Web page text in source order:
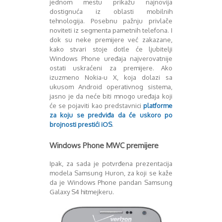
Sony
Testovi modela
Upoređivanje modela
Zanimljivosti
Mart 2013
April 2013
Maj 2013
Juli 2013
August 2013
Septembar 2013
Oktobar 2013
Novembar 2013
Decembar 2013
April 2014
Juni 2014
Juli 2014
August 2014
Oktobar 2014
Novembar 2014
jednom mestu prikažu najnovija
dostignuća iz oblasti mobilnih
tehnologija. Posebnu pažnju privlače
noviteti iz segmenta pametnih telefona. I
dok su neke premijere već zakazane,
kako stvari stoje dotle će ljubitelji
Windows Phone uređaja najverovatnije
ostati uskraćeni za premijere. Ako
izuzmeno Nokia-u X, koja dolazi sa
ukusom Android operativnog sistema,
jasno je da neće biti mnogo uređaja koji
će se pojaviti kao predstavnici platforme
za koju se predviđa da će uskoro po
brojnosti prestići iOS.
Windows Phone MWC premijere
Ipak, za sada je potvrđena prezentacija
modela Samsung Huron, za koji se kaže
da je Windows Phone pandan Samsung
Galaxy S4 hitmejkeru.